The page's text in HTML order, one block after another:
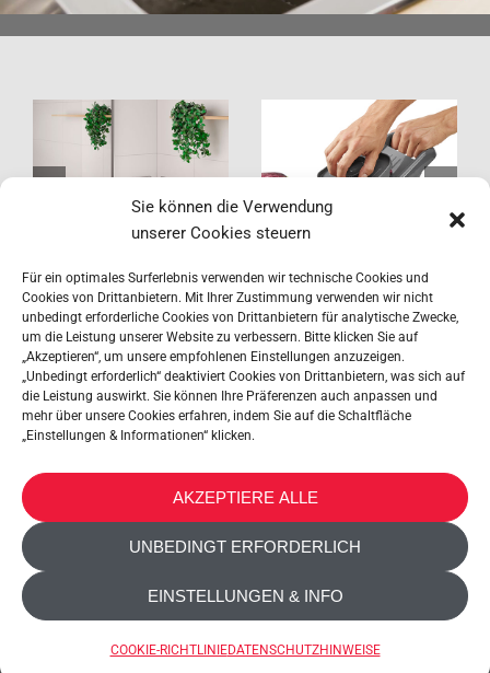
Sie können die Verwendung
unserer Cookies steuern
Für ein optimales Surferlebnis verwenden wir technische Cookies und
Cookies von Drittanbietern. Mit Ihrer Zustimmung verwenden wir nicht
unbedingt erforderliche Cookies von Drittanbietern für analytische Zwecke,
um die Leistung unserer Website zu verbessern. Bitte klicken Sie auf
„Akzeptieren“, um unsere empfohlenen Einstellungen anzuzeigen.
„Unbedingt erforderlich“ deaktiviert Cookies von Drittanbietern, was sich auf
die Leistung auswirkt. Sie können Ihre Präferenzen auch anpassen und
mehr über unsere Cookies erfahren, indem Sie auf die Schaltfläche
„Einstellungen & Informationen“ klicken.
AKZEPTIERE ALLE
UNBEDINGT ERFORDERLICH
EINSTELLUNGEN & INFO
COOKIE-RICHTLINIEDATENSCHUTZHINWEISE
VacuumFix Slice-V
METALTEX SA © 2023 Powered by Ticyweb
DATENSCHUTZHINWEISE